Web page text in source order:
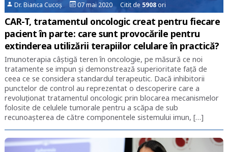
Dr. Bianca Cucoș 07 mai 2020 Citit de 5908ori
CAR-T, tratamentul oncologic creat pentru fiecare
pacient în parte: care sunt provocările pentru
extinderea utilizării terapiilor celulare în practică?
Imunoterapia câștigă teren în oncologie, pe măsură ce noi
tratamente se impun și demonstrează superioritate față de
ceea ce se considera standardul terapeutic. Dacă inhibitorii
punctelor de control au reprezentat o descoperire care a
revoluționat tratamentul oncologic prin blocarea mecanismelor
folosite de celulele tumorale pentru a scăpa de sub
recunoașterea de către componentele sistemului imun, […]